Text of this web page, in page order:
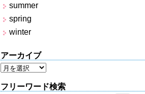
summer
spring
winter
アーカイブ
フリーワード検索